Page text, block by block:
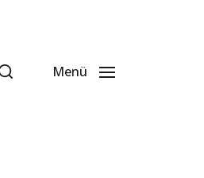
Menü